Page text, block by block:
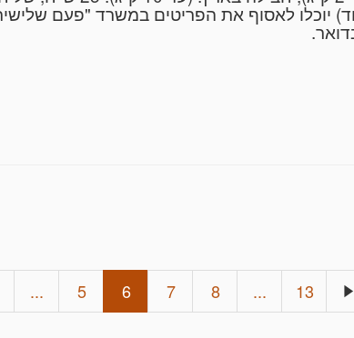
יוכלו לאסוף את הפריטים במשרד "פעם
... 5 6 7 8 ... 13